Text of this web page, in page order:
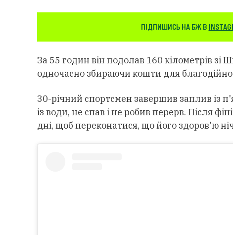
ПІДПИШИСЬ НА БЖ В
За 55 годин він подолав 160 кілометрів зі
одночасно збираючи кошти для
30-річний спортсмен завершив заплив із
із води, не спав і не робив перерв. Після
дні, щоб переконатися, що його здоров'ю